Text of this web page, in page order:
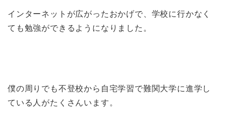
インターネットが広がったおかげで、学校に行かなく
ても勉強ができるようになりました。
僕の周りでも不登校から自宅学習で難関大学に進学し
ている人がたくさんいます。